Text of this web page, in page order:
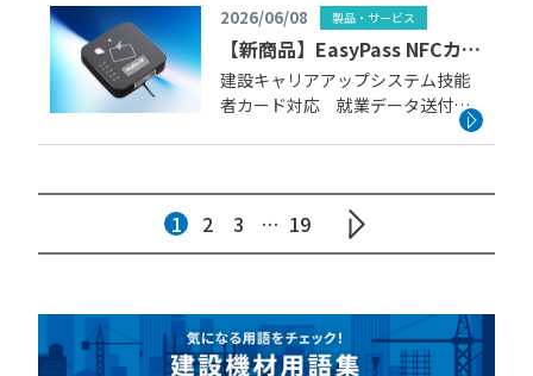
らリアルタイムで確認できます。
遠隔管理が可能となるため、現場
に行かなくても状況を確認するこ
とがで […]
2026/06/08 製品・サービス
【新商品】EasyPass NFCカー
ドリーダーの取扱いを始めま
した
建設キャリアアップシステム技能
者カード対応 就業データ送付シ
ステム。 カードをかざして技能者
クラウドサーバー経由でCCUSへ送
信します。 カードリーダーにAC
[…]
1 2 3 … 19